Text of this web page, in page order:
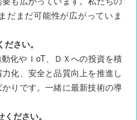
だまだ可能性が広がっていま
さい。
化やＩoT、ＤＸへの投資を積
化、安全と品質向上を推進し
りです。一緒に最新技術の導
ださい。